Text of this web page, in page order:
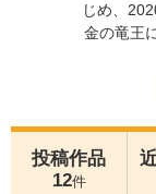
じめ、
金の竜王
投稿作品
12件